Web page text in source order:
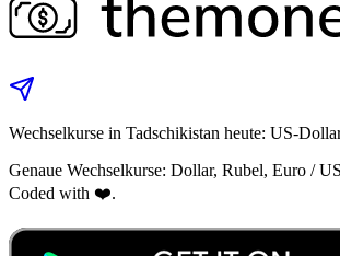
Wechselkurse in Tadschikistan heute:
Genaue Wechselkurse: Dollar, Rubel, Euro /
Coded with ❤️.